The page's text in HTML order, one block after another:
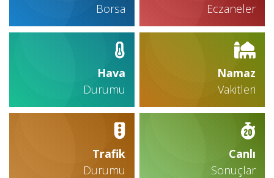
Borsa
Eczaneler
Hava
Durumu
Namaz
Vakitleri
Trafik
Durumu
Canlı
Sonuçlar